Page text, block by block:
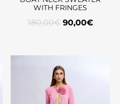
WITH FRINGES
180,00€ 90,00€